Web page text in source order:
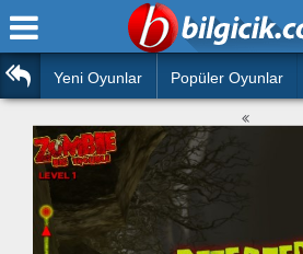
Araba
Barbie
Boyama
Futbol
Yeni Oyunlar Popüler Oyunlar